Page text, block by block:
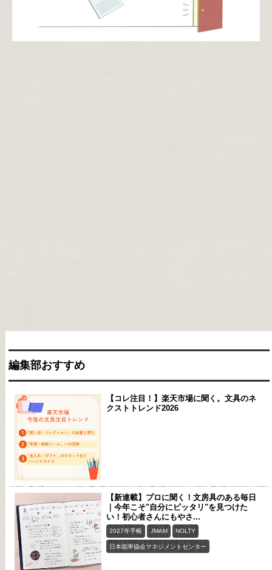
編集部おすすめ
【コレ注目！】楽天市場に聞く。文具のネ
クストトレンド2026
【新連載】プロに聞く！文房具のある毎日
｜今年こそ"自分にピッタリ"を見つけた
い！初心者さんにもやさ...
2027年手帳 JMAM NOLTY
日本能率協会マネジメントセンター